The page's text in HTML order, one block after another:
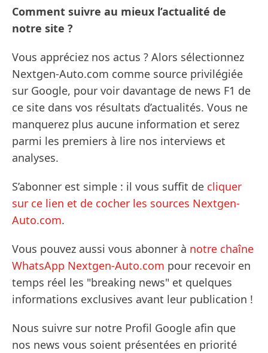
Comment suivre au mieux l’actualité de
notre site ?
Vous appréciez nos actus ? Alors sélectionnez
Nextgen-Auto.com comme source privilégiée
sur Google, pour voir davantage de news F1 de
ce site dans vos résultats d’actualités. Vous ne
manquerez plus aucune information et serez
parmi les premiers à lire nos interviews et
analyses.
S’abonner est simple : il vous suffit de cliquer
sur ce lien et de cocher les sources Nextgen-
Auto.com.
Vous pouvez aussi vous abonner à notre chaîne
WhatsApp Nextgen-Auto.com pour recevoir en
temps réel les "breaking news" et quelques
informations exclusives avant leur publication !
Nous suivre sur notre Profil Google afin que
nos news vous soient présentées en priorité